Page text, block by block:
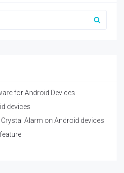
for Android Devices
devices
Alarm on Android devices